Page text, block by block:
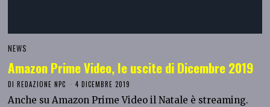
NEWS
Amazon Prime Video, le uscite di Dicembre 2019
DIREDAZIONE NPC 4 DICEMBRE 2019
Anche su Amazon Prime Video il Natale è streaming.